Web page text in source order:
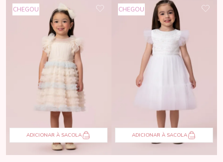
CHEGOU
ADICIONAR À SACOLA
CHEGOU
ADICIONAR À SACOLA